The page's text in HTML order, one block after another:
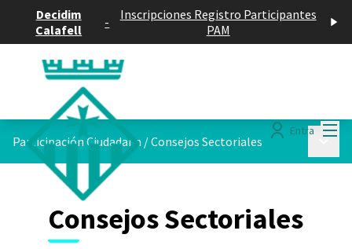
Decidim
Calafell
-
Inscripciones Registro Participantes
PAM
Entra
Participación Ciudadana /Consejos Sectoriales
Consejos Sectoriales